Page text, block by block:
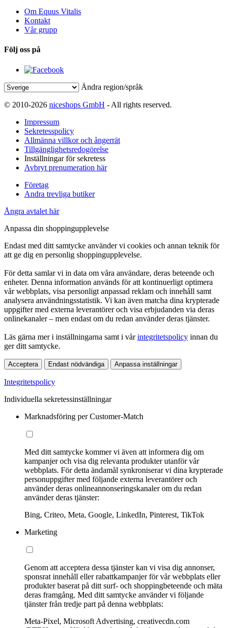
Om Equus Vitalis
Kontakt
Vår grupp
Följ oss på
Ändra region/språk
© 2010-2026 niceshops GmbH - All rights reserved.
Impressum
Sekretesspolicy
Allmänna villkor och ångerrät
Tillgänglighetsredogörelse
Inställningar för sekretess
Avbryt prenumeration här
Företag
Andra trevliga butiker
Ångra avtalet här
Anpassa din shoppingupplevelse
Endast med ditt samtycke använder vi cookies och annan teknik för
att ge dig en personlig shoppingupplevelse.
För detta samlar vi in data om våra användare, deras beteende och
enheter. Denna information används för att kontinuerligt optimera
vår webbplats, visa personligt anpassad reklam och innehåll samt
analysera användningsstatistik. Vi kan även matcha dina krypterade
uppgifter med externa leverantörer och visa erbjudanden via deras
onlinekanaler – men endast om du redan använder deras tjänster.
Läs gärna mer i inställningarna samt i vårintegritetspolicy innan du
ger ditt samtycke.
Acceptera Endast nödvändiga Anpassa inställningar
Integritetspolicy
Individuella sekretessinställningar
Marknadsföring per Customer-Match
Med ditt samtycke kommer vi även att informera dig om
kampanjer och visa dig relevanta produkter utanför vår
webbplats. För detta ändamål synkroniserar vi dina krypterade
personuppgifter med följande externa leverantörer och
använder deras onlineannonseringskanaler om du redan
använder deras tjänster:
Bing, Criteo, Meta, Google, LinkedIn, Pinterest, TikTok
Marketing
Genom att acceptera dessa tjänster kan vi visa dig annonser,
sponsrat innehåll eller rabattkampanjer för vår webbplats eller
produkter baserat på ditt surf- och shoppingbeteende och mäta
deras framgång. Med ditt samtycke använder vi följande
tjänster från tredje part på denna webbplats:
Meta-Pixel, Microsoft Advertising, creativecdn.com